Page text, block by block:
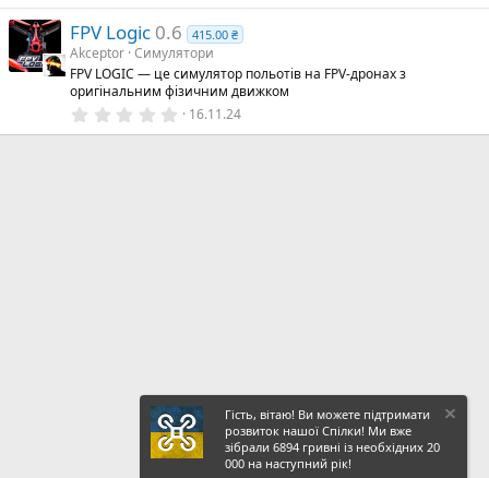
и
)0
з
і
р
к
а
и
FPV Logic 0.6 415.00 ₴
Akceptor Симулятори
FPV LOGIC — це симулятор польотів на FPV-дронах з
оригінальним фізичним движком
0 16.11.24
Гість, вітаю! Ви можете підтримати
розвиток нашої Спілки! Ми вже
зібрали 6894 гривні із необхідних 20
000 на наступний рік!